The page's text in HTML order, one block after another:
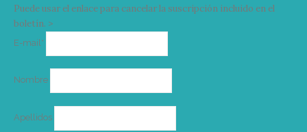
Puede usar el enlace para cancelar la suscripción incluido en el
boletín. >
E-mail*
Nombre
Apellidos